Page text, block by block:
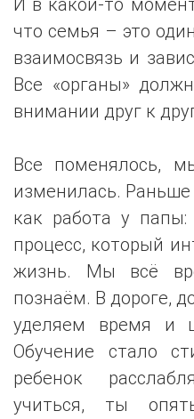
что семья – это
взаимосвязь и
Все «органы»
внимании друг к
Все поменялось,
изменилась.
как работа у папы:
процесс, который
жизнь. Мы всё
познаём. В дороге,
уделяем время и
Обучение стало
ребенок
учиться, ты